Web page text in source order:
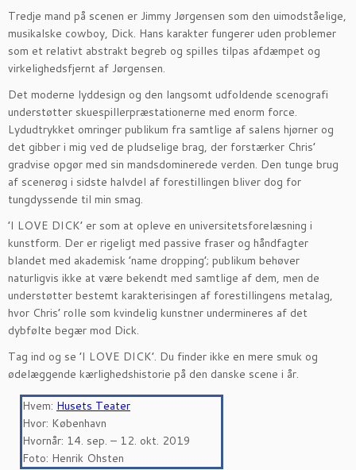
Tredje mand på scenen er Jimmy Jørgensen som den uimodståelige,
musikalske cowboy, Dick. Hans karakter fungerer uden problemer
som et relativt abstrakt begreb og spilles tilpas afdæmpet og
virkelighedsfjernt af Jørgensen.
Det moderne lyddesign og den langsomt udfoldende scenografi
understøtter skuespillerpræstationerne med enorm force.
Lydudtrykket omringer publikum fra samtlige af salens hjørner og
det gibber i mig ved de pludselige brag, der forstærker Chris’
gradvise opgør med sin mandsdominerede verden. Den tunge brug
af scenerøg i sidste halvdel af forestillingen bliver dog for
tungdyssende til min smag.
’I LOVE DICK’ er som at opleve en universitetsforelæsning i
kunstform. Der er rigeligt med passive fraser og håndfagter
blandet med akademisk ’name dropping’; publikum behøver
naturligvis ikke at være bekendt med samtlige af dem, men de
understøtter bestemt karakterisingen af forestillingens metalag,
hvor Chris’ rolle som kvindelig kunstner undermineres af det
dybfølte begær mod Dick.
Tag ind og se ’I LOVE DICK’. Du finder ikke en mere smuk og
ødelæggende kærlighedshistorie på den danske scene i år.
Hvem: Husets Teater
Hvor: København
Hvornår: 14. sep. – 12. okt. 2019
Foto: Henrik Ohsten